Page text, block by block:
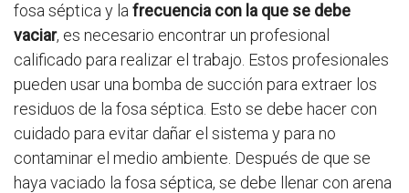
fosa séptica y la frecuencia con la que se debe
vaciar, es necesario encontrar un profesional
calificado para realizar el trabajo. Estos profesionales
pueden usar una bomba de succión para extraer los
residuos de la fosa séptica. Esto se debe hacer con
cuidado para evitar dañar el sistema y para no
contaminar el medio ambiente. Después de que se
haya vaciado la fosa séptica, se debe llenar con arena